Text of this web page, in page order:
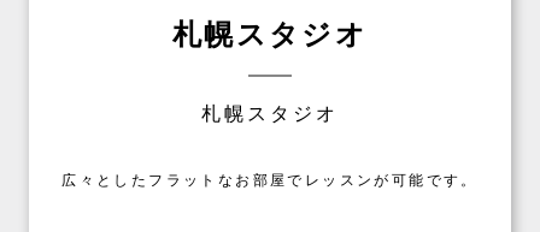
札幌スタジオ
札幌スタジオ
広々としたフラットなお部屋でレッスンが可能です。